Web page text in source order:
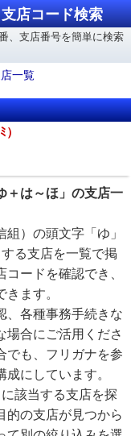
店コード検索
、支店番号を簡単に検索
一覧
＋は～ほ」の支店一
）の頭文字「ゆ」
る支店を一覧で掲
ードを確認でき、
ます。
、各種事務手続きな
場合にご活用くださ
でも、フリガナを参
にしています。
該当する支店を探
的の支店が見つから